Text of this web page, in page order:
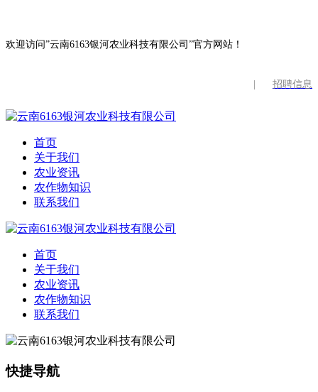
欢迎访问”云南6163银河农业科技有限公司”官方网站！
招聘信息
首页
关于我们
农业资讯
农作物知识
联系我们
首页
关于我们
农业资讯
农作物知识
联系我们
快捷导航